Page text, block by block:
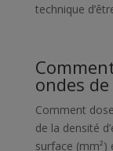
technique
ondes de
Comment
de la densité
surface (mm²)